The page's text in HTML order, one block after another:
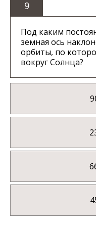
9
Под каким
земная ось
орбиты, по
вокруг Солнца?